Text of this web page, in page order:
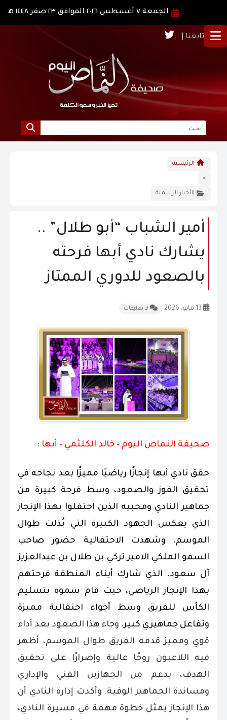
الجمعة ٧ أغسطس ٢٠٢٦ الموافق ٢٣ صفر ١٤٤٨ هـ
تابعنا |
نبذة عن النماص
الرؤية و الرسالة
الاخبار
الرئيسية
»
الأخبار الرسمية
أمير الشباب “أبو طلال” ..
يشارك نادي أبها فرحته
بالصعود للدوري الممتاز
لا تعليقات
صحيفة النماص اليوم – خالد الكلثمي – أبها :
حقق نادي أبها إنجازًا رياضيًا مميزًا بعد نجاحه في
تحقيق الفوز والصعود، وسط فرحة كبيرة من
جماهير النادي ومحبيه الذين احتفلوا بهذا الإنجاز
الذي يعكس الجهود الكبيرة التي بُذلت طوال
الموسم. وشهدت الاحتفالية حضور صاحب
السمو الملكي الامير تركي بن طلال بن عبدالعزيز
آل سعود، الذي شارك أبناء المنطقة فرحتهم
بهذا الإنجاز الرياضي، حيث قام سموه بتسليم
الكأس للفريق وسط أجواء احتفالية مميزة
وتفاعل جماهيري كبير. وجاء هذا الصعود بعد أداء
قوي ومميز قدمه الفريق طوال الموسم، أظهر
فيه اللاعبون روحًا عالية وإصرارًا على تحقيق
الهدف، بدعم من الجهازين الفني والإداري
ومساندة الجماهير الوفية. وأكدت إدارة النادي أن
هذا الإنجاز يمثل خطوة مهمة في مسيرة النادي،